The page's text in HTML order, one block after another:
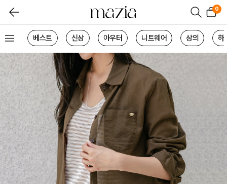
0
베스트 신상 아우터 니트웨어 상의 하